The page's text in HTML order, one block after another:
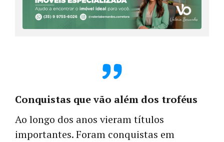
Conquistas que vão além dos troféus
Ao longo dos anos vieram títulos
importantes. Foram conquistas em